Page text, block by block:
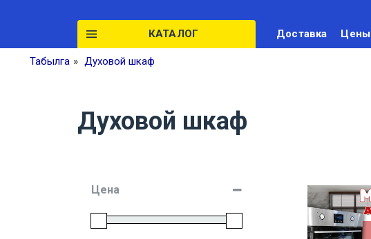
КАТАЛОГ Доставка Цены
Табылга » Духовой шкаф
Духовой шкаф
Цена